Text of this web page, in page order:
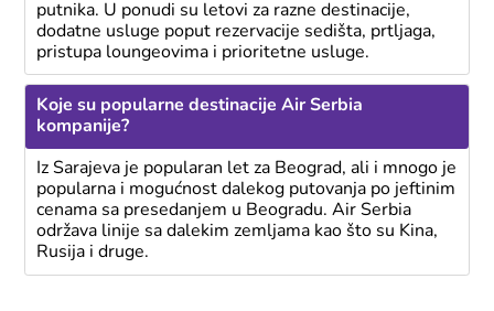
putnika. U ponudi su letovi za razne destinacije,
dodatne usluge poput rezervacije sedišta, prtljaga,
pristupa loungeovima i prioritetne usluge.
Koje su popularne destinacije Air Serbia
kompanije?
Iz Sarajeva je popularan let za Beograd, ali i mnogo je
popularna i mogućnost dalekog putovanja po jeftinim
cenama sa presedanjem u Beogradu. Air Serbia
održava linije sa dalekim zemljama kao što su Kina,
Rusija i druge.